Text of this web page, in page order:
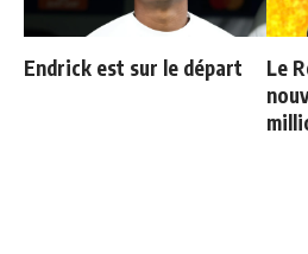
Endrick est sur le départ
Le